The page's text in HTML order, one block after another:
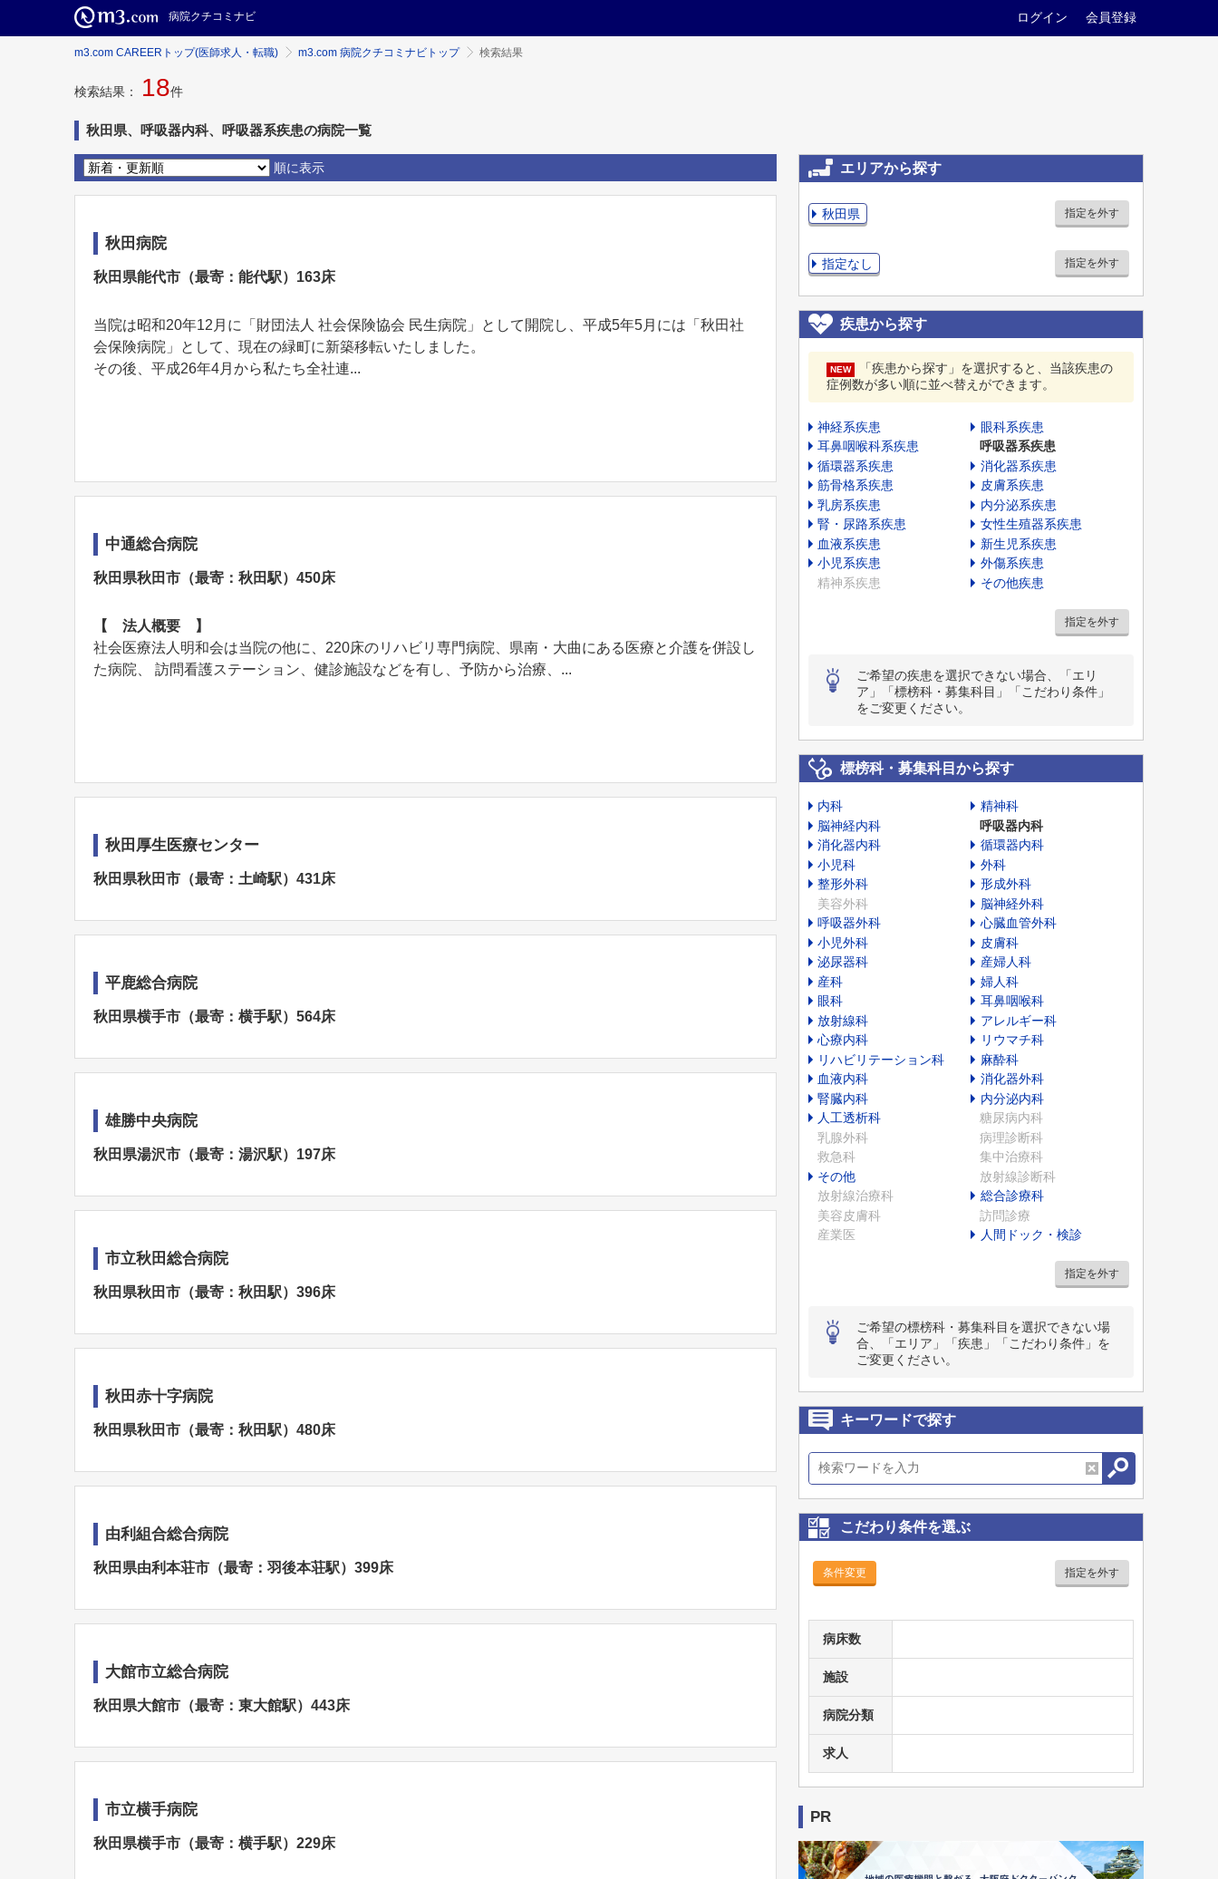
病院クチコミナビ ログイン 会員登録
m3.com CAREERトップ(医師求人・転職) m3.com 病院クチコミナビトップ 検索結果
検索結果： 18件
秋田県、呼吸器内科、呼吸器系疾患の病院一覧
順に表示
秋田病院
秋田県能代市（最寄：能代駅）163床
当院は昭和20年12月に「財団法人 社会保険協会 民生病院」として開院し、平成5年5月には「秋田社
会保険病院」として、現在の緑町に新築移転いたしました。
その後、平成26年4月から私たち全社連...
中通総合病院
秋田県秋田市（最寄：秋田駅）450床
【 法人概要 】
社会医療法人明和会は当院の他に、220床のリハビリ専門病院、県南・大曲にある医療と介護を併設し
た病院、 訪問看護ステーション、健診施設などを有し、予防から治療、...
秋田厚生医療センター
秋田県秋田市（最寄：土崎駅）431床
平鹿総合病院
秋田県横手市（最寄：横手駅）564床
雄勝中央病院
秋田県湯沢市（最寄：湯沢駅）197床
市立秋田総合病院
秋田県秋田市（最寄：秋田駅）396床
秋田赤十字病院
秋田県秋田市（最寄：秋田駅）480床
由利組合総合病院
秋田県由利本荘市（最寄：羽後本荘駅）399床
大館市立総合病院
秋田県大館市（最寄：東大館駅）443床
市立横手病院
秋田県横手市（最寄：横手駅）229床
エリアから探す
秋田県 指定を外す
指定なし 指定を外す
疾患から探す
NEW
「疾患から探す」を選択すると、当該疾患の
症例数が多い順に並べ替えができます。
神経系疾患
眼科系疾患
耳鼻咽喉科系疾患
呼吸器系疾患
循環器系疾患
消化器系疾患
筋骨格系疾患
皮膚系疾患
乳房系疾患
内分泌系疾患
腎・尿路系疾患
女性生殖器系疾患
血液系疾患
新生児系疾患
小児系疾患
外傷系疾患
精神系疾患
その他疾患
指定を外す
ご希望の疾患を選択できない場合、「エリ
ア」「標榜科・募集科目」「こだわり条件」
をご変更ください。
標榜科・募集科目から探す
内科
精神科
脳神経内科
呼吸器内科
消化器内科
循環器内科
小児科
外科
整形外科
形成外科
美容外科
脳神経外科
呼吸器外科
心臓血管外科
小児外科
皮膚科
泌尿器科
産婦人科
産科
婦人科
眼科
耳鼻咽喉科
放射線科
アレルギー科
心療内科
リウマチ科
リハビリテーション科
麻酔科
血液内科
消化器外科
腎臓内科
内分泌内科
人工透析科
糖尿病内科
乳腺外科
病理診断科
救急科
集中治療科
その他
放射線診断科
放射線治療科
総合診療科
美容皮膚科
訪問診療
産業医
人間ドック・検診
指定を外す
ご希望の標榜科・募集科目を選択できない場
合、「エリア」「疾患」「こだわり条件」を
ご変更ください。
キーワードで探す
こだわり条件を選ぶ
条件変更 指定を外す
病床数
施設
病院分類
求人
PR